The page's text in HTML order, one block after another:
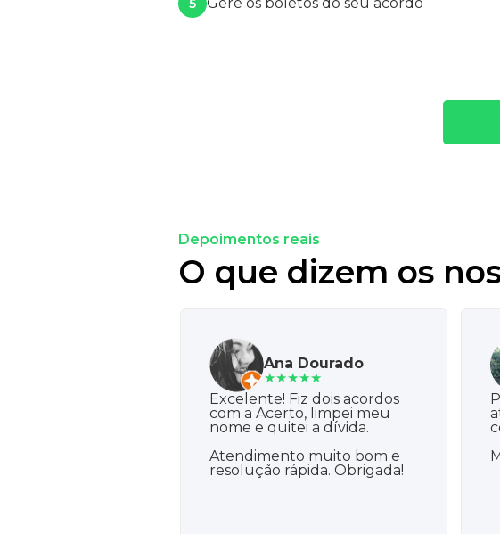
Depoimentos reais
O que dizem os
Ana Dourado
★★★★★
Excelente! Fiz dois acordos
com a Acerto, limpei meu
nome e quitei a dívida.
Atendimento muito bom e
resolução rápida. Obrigada!